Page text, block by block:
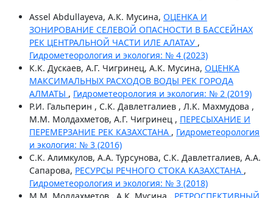
Assel Abdullayeva, А.К. Мусина, ОЦЕНКА И
ЗОНИРОВАНИЕ СЕЛЕВОЙ ОПАСНОСТИ В БАССЕЙНАХ
РЕК ЦЕНТРАЛЬНОЙ ЧАСТИ ИЛЕ АЛАТАУ ,
Гидрометеорология и экология: № 4 (2023)
К.К. Дускаев, А.Г. Чигринец, А.К. Мусина, ОЦЕНКА
МАКСИМАЛЬНЫХ РАСХОДОВ ВОДЫ РЕК ГОРОДА
АЛМАТЫ , Гидрометеорология и экология: № 2 (2019)
Р.И. Гальперин , С.К. Давлетгалиев , Л.К. Махмудова ,
М.М. Молдахметов, А.Г. Чигринец , ПЕРЕСЫХАНИЕ И
ПЕРЕМЕРЗАНИЕ РЕК КАЗАХСТАНА , Гидрометеорология
и экология: № 3 (2016)
С.К. Алимкулов, А.А. Турсунова, С.К. Давлетгалиев, А.А.
Сапарова, РЕСУРСЫ РЕЧНОГО СТОКА КАЗАХСТАНА ,
Гидрометеорология и экология: № 3 (2018)